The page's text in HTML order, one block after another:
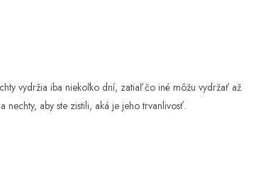
vydržia iba niekoľko dní, zatiaľ čo iné môžu vydržať až
nechty, aby ste zistili, aká je jeho trvanlivosť.